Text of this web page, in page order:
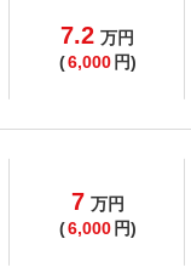
7.2 万円
(6,000 円)
7 万円
(6,000 円)